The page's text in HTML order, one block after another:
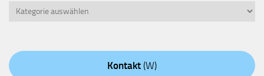
Kontakt (W)